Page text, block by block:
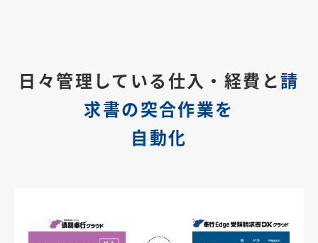
日々管理している仕入・経費と請
求書の突合作業を
自動化